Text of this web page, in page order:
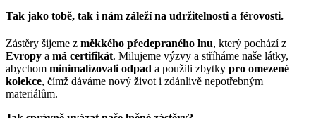
Tak jako tobě, tak i nám záleží na udržitelnosti a férovosti.
Zástěry šijeme z měkkého předepraného lnu, který pochází z
Evropy a má certifikát. Milujeme výzvy a stříháme naše látky,
abychom minimalizovali odpad a použili zbytky pro omezené
kolekce, čímž dáváme nový život i zdánlivě nepotřebným
materiálům.